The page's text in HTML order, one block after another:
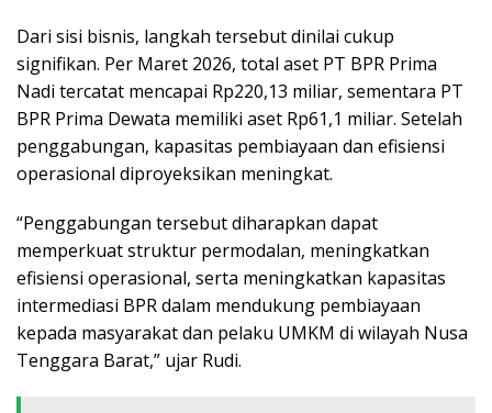
Dari sisi bisnis, langkah tersebut dinilai cukup
signifikan. Per Maret 2026, total aset PT BPR Prima
Nadi tercatat mencapai Rp220,13 miliar, sementara PT
BPR Prima Dewata memiliki aset Rp61,1 miliar. Setelah
penggabungan, kapasitas pembiayaan dan efisiensi
operasional diproyeksikan meningkat.
“Penggabungan tersebut diharapkan dapat
memperkuat struktur permodalan, meningkatkan
efisiensi operasional, serta meningkatkan kapasitas
intermediasi BPR dalam mendukung pembiayaan
kepada masyarakat dan pelaku UMKM di wilayah Nusa
Tenggara Barat,” ujar Rudi.